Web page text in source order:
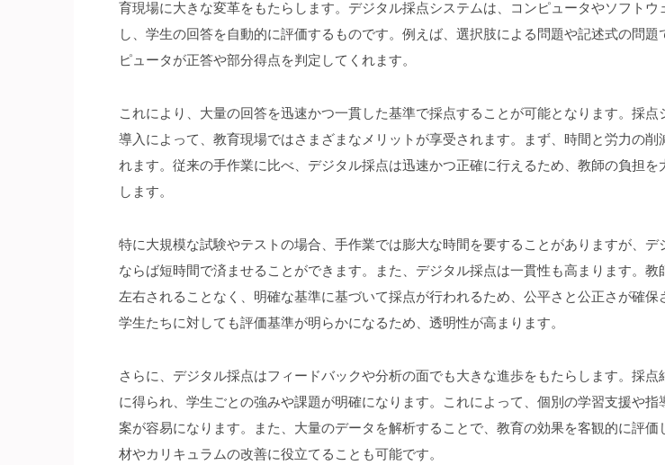
育現場に大きな変革をもたらします。デジタル採点システムは、コンピュータやソフトウ
し、学生の回答を自動的に評価するものです。例えば、選択肢による問題や記述式の問題
ピュータが正答や部分得点を判定してくれます。
これにより、大量の回答を迅速かつ一貫した基準で採点することが可能となります。採点
導入によって、教育現場ではさまざまなメリットが享受されます。まず、時間と労力の削
れます。従来の手作業に比べ、デジタル採点は迅速かつ正確に行えるため、教師の負担を
します。
特に大規模な試験やテストの場合、手作業では膨大な時間を要することがありますが、デ
ならば短時間で済ませることができます。また、デジタル採点は一貫性も高まります。教
左右されることなく、明確な基準に基づいて採点が行われるため、公平さと公正さが確保
学生たちに対しても評価基準が明らかになるため、透明性が高まります。
さらに、デジタル採点はフィードバックや分析の面でも大きな進歩をもたらします。採点
に得られ、学生ごとの強みや課題が明確になります。これによって、個別の学習支援や指
案が容易になります。また、大量のデータを解析することで、教育の効果を客観的に評価
材やカリキュラムの改善に役立てることも可能です。